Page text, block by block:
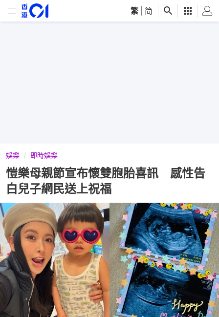
繁 简
娛樂 即時娛樂
愷樂母親節宣布懷雙胞胎喜訊 感性告
白兒子網民送上祝福